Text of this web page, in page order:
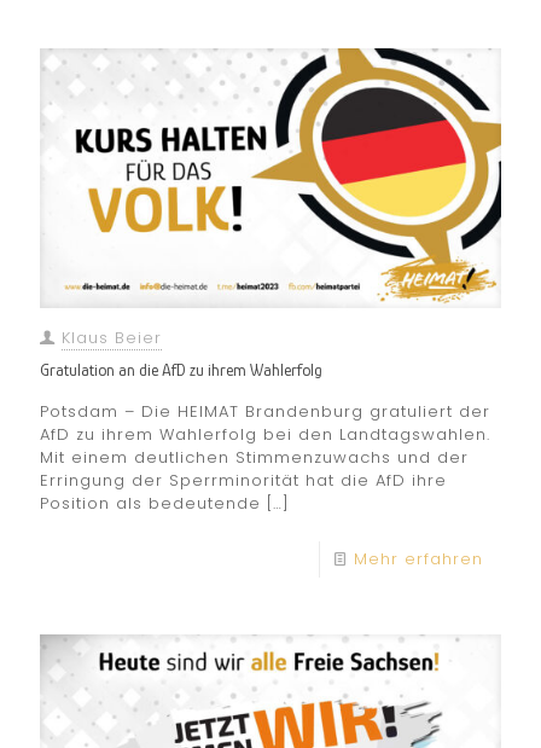
Klaus Beier
Gratulation an die AfD zu ihrem Wahlerfolg
Potsdam – Die HEIMAT Brandenburg gratuliert der
AfD zu ihrem Wahlerfolg bei den Landtagswahlen.
Mit einem deutlichen Stimmenzuwachs und der
Erringung der Sperrminorität hat die AfD ihre
Position als bedeutende […]
Mehr erfahren